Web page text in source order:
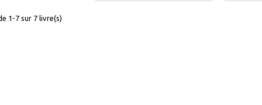
cassé. Bon état
clair
1-7 sur 7 livre(s)